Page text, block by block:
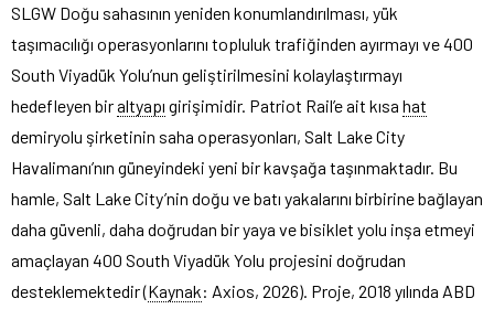
SLGW Doğu sahasının yeniden konumlandırılması, yük
taşımacılığı operasyonlarını topluluk trafiğinden ayırmayı ve 400
South Viyadük Yolu’nun geliştirilmesini kolaylaştırmayı
hedefleyen biraltyapı girişimidir. Patriot Rail’e ait kısa hat
demiryolu şirketinin saha operasyonları, Salt Lake City
Havalimanı’nın güneyindeki yeni bir kavşağa taşınmaktadır. Bu
hamle, Salt Lake City’nin doğu ve batı yakalarını birbirine bağlayan
daha güvenli, daha doğrudan bir yaya ve bisiklet yolu inşa etmeyi
amaçlayan 400 South Viyadük Yolu projesini doğrudan
desteklemektedir (Kaynak: Axios, 2026). Proje, 2018 yılında ABD